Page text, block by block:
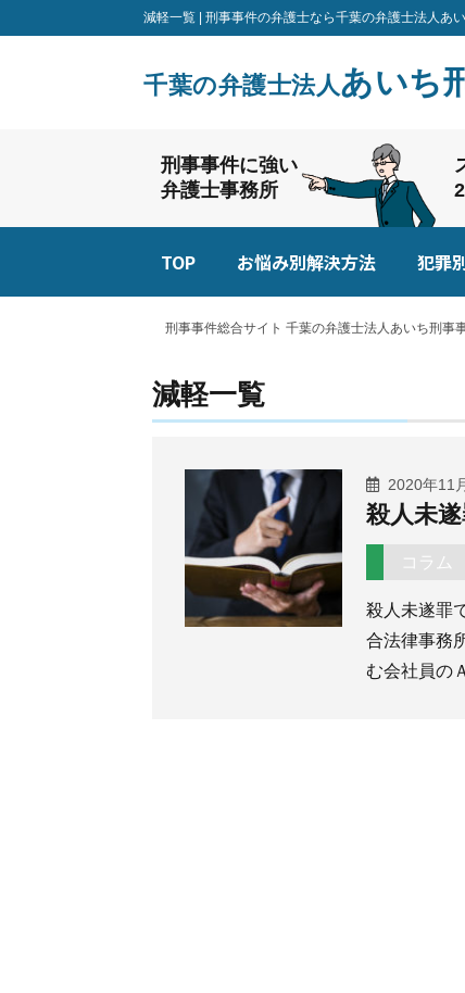
減軽一覧 | 刑事事件の弁護士なら千葉の弁護士法人あ
千葉の弁護士法人あいち
刑事事件に強い
弁護士事務所
TOP お悩み別解決方法 犯罪
刑事事件総合サイト 千葉の弁護士法人あいち刑事
減軽一覧
2020年11
殺人未
コラム
殺人未遂罪
合法律事務
む会社員の